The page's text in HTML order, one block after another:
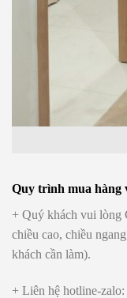
Quy trình mua hàng
+ Quý khách vui lòng
chiều cao, chiều
khách cần làm).
+ Liên hệ hotline-